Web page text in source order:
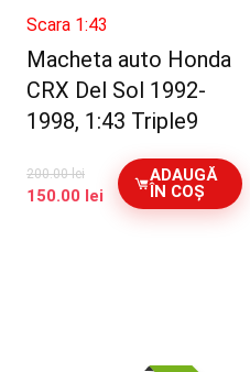
Scara 1:43
Macheta auto Honda
CRX Del Sol 1992-
1998, 1:43 Triple9
200.00lei
Prețul
150.00 lei Prețul
ADAUGĂ
ÎN COȘ